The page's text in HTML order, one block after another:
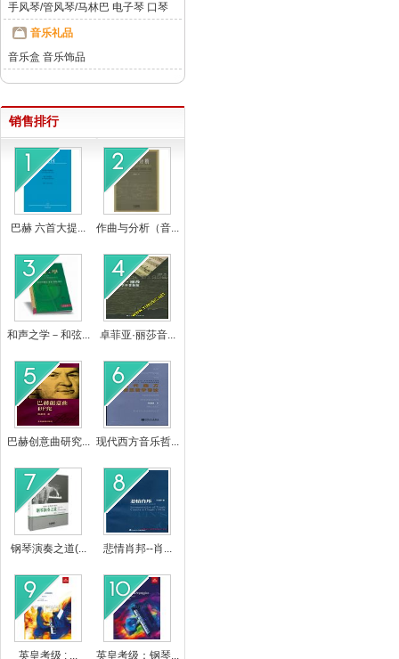
手风琴/管风琴/马林巴 电子琴 口琴
音乐礼品
音乐盒 音乐饰品
销售排行
巴赫 六首大提... 作曲与分析（音...
和声之学－和弦... 卓菲亚·丽莎音...
巴赫创意曲研究... 现代西方音乐哲...
钢琴演奏之道(... 悲情肖邦--肖...
英皇考级 : ... 英皇考级：钢琴...